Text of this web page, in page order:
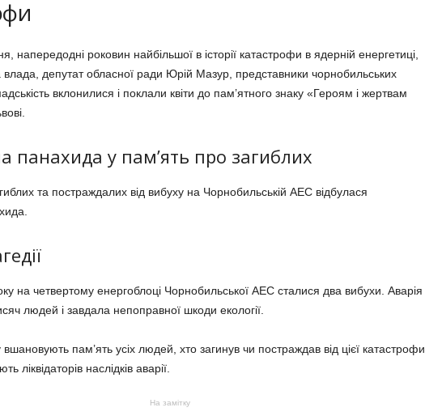
напередодні роковин найбільшої в історії катастрофи в ядерній енергетиці,
влада, депутат обласної ради Юрій Мазур, представники чорнобильських
вклонилися і поклали квіти до пам’ятного знаку «Героям і жертвам
панахида у пам’ять про загиблих
та постраждалих від вибуху на Чорнобильській АЕС відбулася
на четвертому енергоблоці Чорнобильської АЕС сталися два вибухи. Аварія
людей і завдала непоправної шкоди екології.
пам’ять усіх людей, хто загинув чи постраждав від цієї катастрофи,
ліквідаторів наслідків аварії.
На замітку